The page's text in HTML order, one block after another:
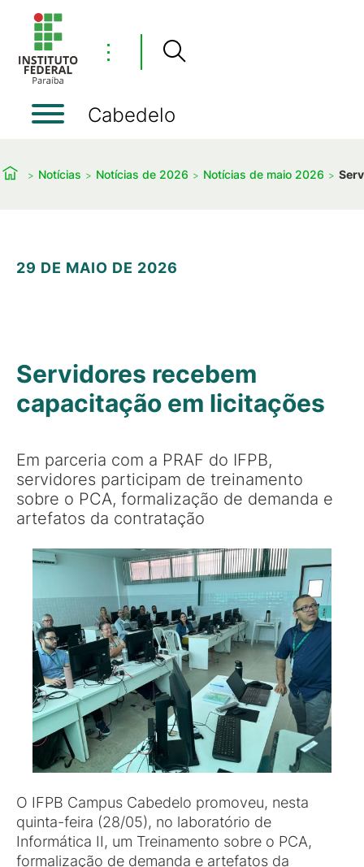
⋮
Cabedelo
Notícias Notícias de 2026 Notícias de maio 2026
29 DE MAIO DE 2026
Servidores recebem
capacitação em licitações
Em parceria com a PRAF do IFPB,
servidores participam de treinamento
sobre o PCA, formalização de demanda e
artefatos da contratação
O IFPB Campus Cabedelo promoveu, nesta
quinta-feira (28/05), no laboratório de
Informática II, um Treinamento sobre o PCA,
formalização de demanda e artefatos da